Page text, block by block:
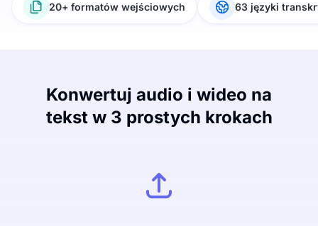
20+ formatów wejściowych 63 języki
Konwertuj audio i wideo na
tekst w 3 prostych krokach